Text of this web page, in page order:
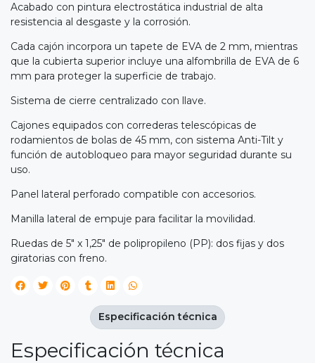
Acabado con pintura electrostática industrial de alta
resistencia al desgaste y la corrosión.
Cada cajón incorpora un tapete de EVA de 2 mm, mientras
que la cubierta superior incluye una alfombrilla de EVA de 6
mm para proteger la superficie de trabajo.
Sistema de cierre centralizado con llave.
Cajones equipados con correderas telescópicas de
rodamientos de bolas de 45 mm, con sistema Anti-Tilt y
función de autobloqueo para mayor seguridad durante su
uso.
Panel lateral perforado compatible con accesorios.
Manilla lateral de empuje para facilitar la movilidad.
Ruedas de 5" x 1,25" de polipropileno (PP): dos fijas y dos
giratorias con freno.
Especificación técnica
Especificación técnica